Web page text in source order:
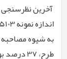
به شیوه